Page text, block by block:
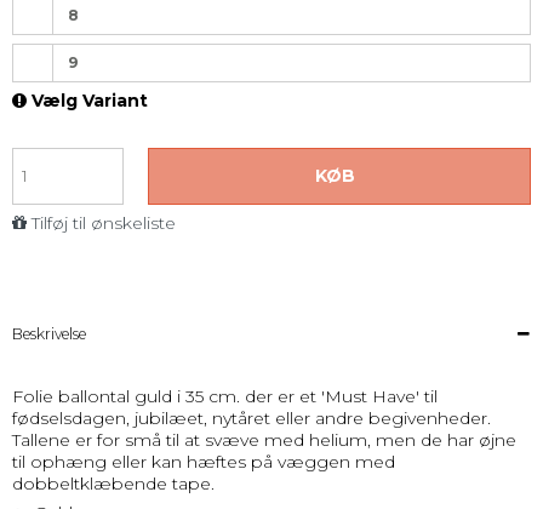
8
9
Vælg Variant
KØB
Tilføj til ønskeliste
Beskrivelse
Folie ballontal guld i 35 cm. der er et 'Must Have' til
fødselsdagen, jubilæet, nytåret eller andre begivenheder.
Tallene er for små til at svæve med helium, men de har øjne
til ophæng eller kan hæftes på væggen med
dobbeltklæbende tape.